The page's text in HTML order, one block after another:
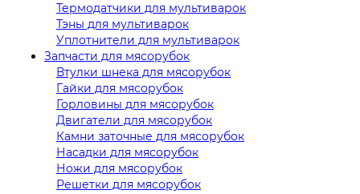
Термодатчики для мультиварок
Тэны для мультиварок
Уплотнители для мультиварок
Запчасти для мясорубок
Втулки шнека для мясорубок
Гайки для мясорубок
Горловины для мясорубок
Двигатели для мясорубок
Камни заточные для мясорубок
Насадки для мясорубок
Ножи для мясорубок
Решетки для мясорубок